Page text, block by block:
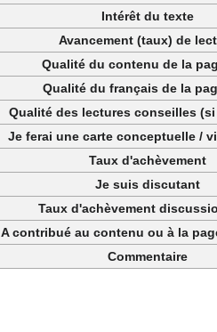
Intérêt du texte
Avancement (taux) de
Qualité du contenu de la
Qualité du français de la
Qualité des lectures conseilles
Je ferai une carte conceptuelle /
Taux d'achèvement
Je suis discutant
Taux d'achèvement
A contribué au contenu ou à la
Commentaire